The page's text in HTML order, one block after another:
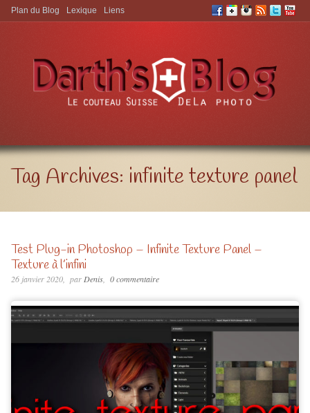
Aller à:
Plan du Blog Lexique Liens
Tag Archives: infinite texture panel
Test Plug-in Photoshop – Infinite Texture Panel –
Texture à l’infini
26 janvier 2020 parDenis 0 commentaire